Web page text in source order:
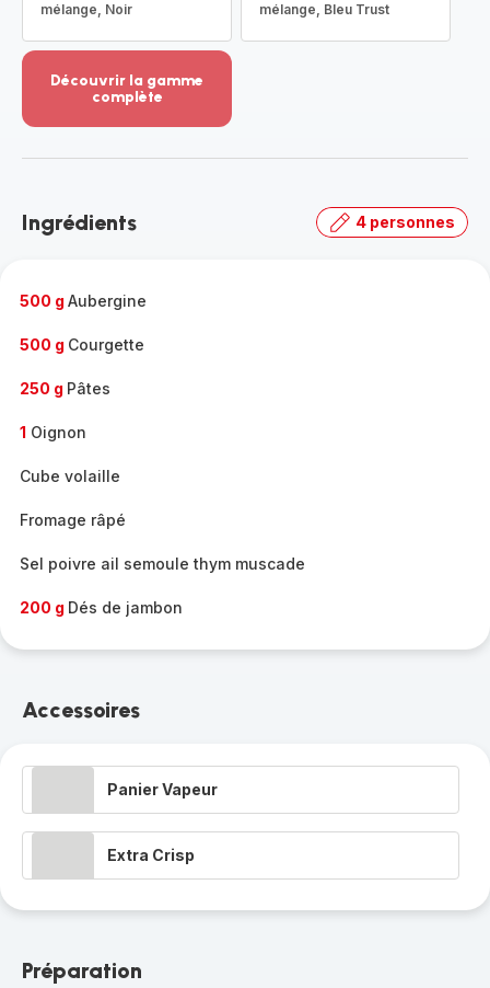
mélange, Noir
mélange, Bleu Trust
Découvrir la gamme
complète
-
gamme
Ingrédients 4 personnes
500 g Aubergine
500 g Courgette
250 g Pâtes
1 Oignon
Cube volaille
Fromage râpé
Sel poivre ail semoule thym muscade
200 g Dés de jambon
Accessoires
Panier Vapeur
Extra Crisp
Préparation